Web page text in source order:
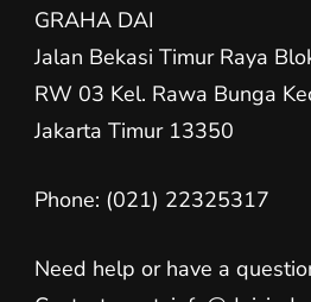
GRAHA DAI
Jalan Bekasi Timur Raya
RW 03 Kel. Rawa Bunga
Jakarta Timur 13350
Phone: (021) 22325317
Need help or have a